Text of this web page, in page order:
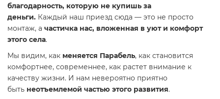
благодарность, которую не купишь за
деньги. Каждый наш приезд сюда — это не просто
монтаж, а частичка нас, вложенная в уют и комфорт
этого села.
Мы видим, как меняется Парабель, как становится
комфортнее, современнее, как растет внимание к
качеству жизни. И нам невероятно приятно
быть неотъемлемой частью этого развития.